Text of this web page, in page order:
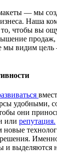
— мы
Наша
то, чтобы вы
мы видим
удобными,
они
или репутация.
новые
и выделяются